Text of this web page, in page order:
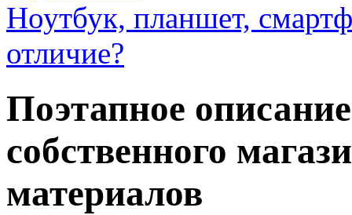
Ноутбук, планшет,
отличие?
Поэтапное
собственного
материалов